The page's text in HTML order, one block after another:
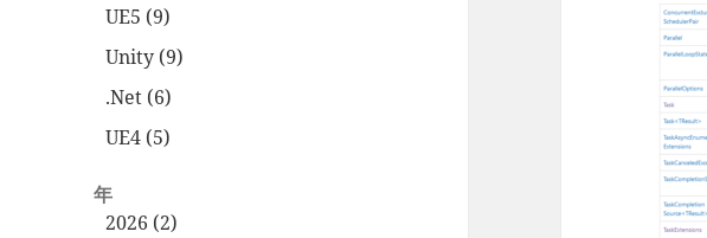
UE5 (9)
Unity (9)
.Net (6)
UE4 (5)
年
2026 (2)